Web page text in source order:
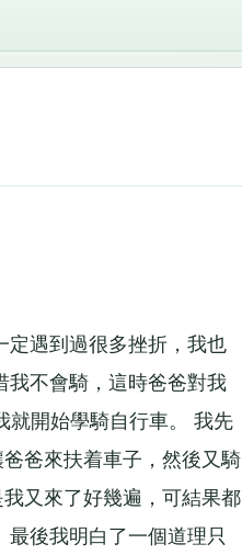
定遇到過很多挫折，我也
我不會騎，這時爸爸對我
就開始學騎自行車。 我先
爸來扶着車子，然後又騎
又來了好幾遍，可結果都
後我明白了一個道理只